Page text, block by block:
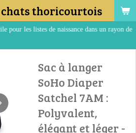
chats thoricourtois
pour les listes de naissance dans un rayon de
Sac à langer
SoHo Diaper
Satchel 7AM :
Polyvalent,
élégant et léger -